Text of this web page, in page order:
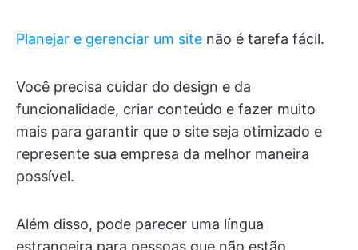
Planejar e gerenciar um site não é tarefa fácil.
Você precisa cuidar do design e da
funcionalidade, criar conteúdo e fazer muito
mais para garantir que o site seja otimizado e
represente sua empresa da melhor maneira
possível.
Além disso, pode parecer uma língua
estrangeira para pessoas que não estão